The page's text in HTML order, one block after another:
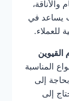
يساعد في
للعملاء.
المناسبة
إلى
إلى